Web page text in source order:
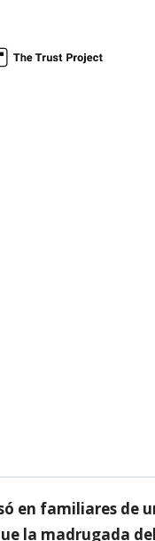
en familiares de
la madrugada